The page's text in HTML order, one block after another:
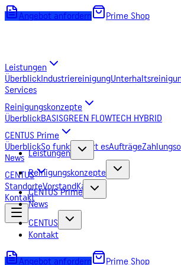
Angebot anfordern Prime Shop
Leistungen
Überblick Industriereinigung
Services
Reinigungskonzepte
ÜberblickBASISGREEN FLOWTECH HYBRID
CENTUS Prime
ÜberblickSo funktioniert esAufträge
News
CENTUS
StandorteVorstand Karriere
Kontakt
Leistungen
Reinigungskonzepte
CENTUS Prime
News
CENTUS
Kontakt
Angebot anfordern Prime Shop